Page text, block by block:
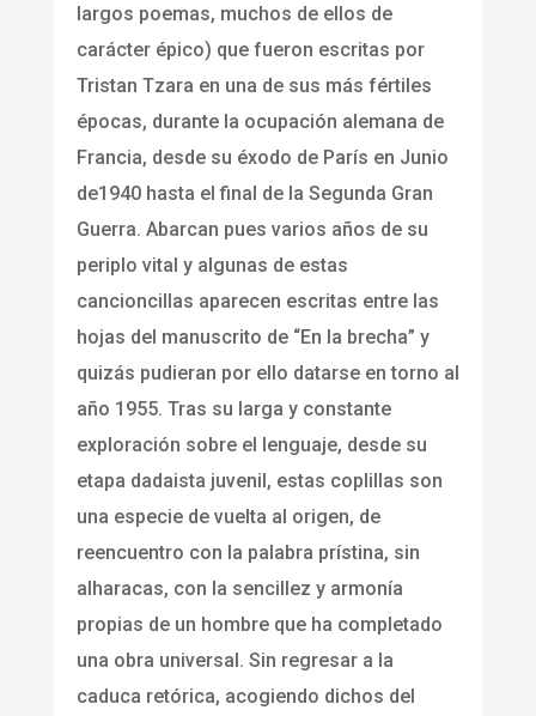
largos poemas, muchos de ellos de
carácter épico) que fueron escritas por
Tristan Tzara en una de sus más fértiles
épocas, durante la ocupación alemana de
Francia, desde su éxodo de París en Junio
de1940 hasta el final de la Segunda Gran
Guerra. Abarcan pues varios años de su
periplo vital y algunas de estas
cancioncillas aparecen escritas entre las
hojas del manuscrito de “En la brecha” y
quizás pudieran por ello datarse en torno al
año 1955. Tras su larga y constante
exploración sobre el lenguaje, desde su
etapa dadaista juvenil, estas coplillas son
una especie de vuelta al origen, de
reencuentro con la palabra prístina, sin
alharacas, con la sencillez y armonía
propias de un hombre que ha completado
una obra universal. Sin regresar a la
caduca retórica, acogiendo dichos del